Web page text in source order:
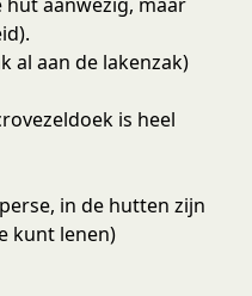
al aan de lakenzak)
is heel
in de hutten zijn
kunt lenen)